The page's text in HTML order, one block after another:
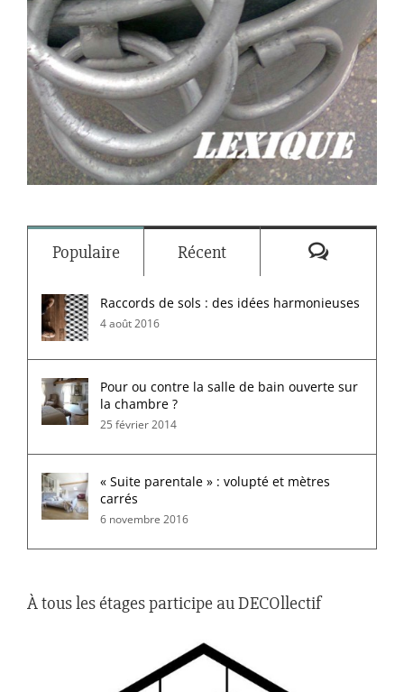
Populaire Récent
Raccords de sols : des idées harmonieuses
4 août 2016
Pour ou contre la salle de bain ouverte sur
la chambre ?
25 février 2014
« Suite parentale » : volupté et mètres
carrés
6 novembre 2016
À tous les étages participe au DECOllectif